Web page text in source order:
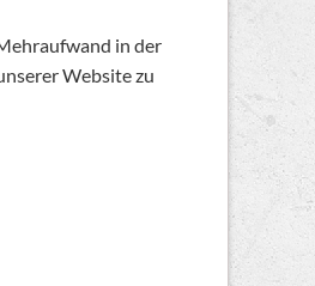
in der
Website zu